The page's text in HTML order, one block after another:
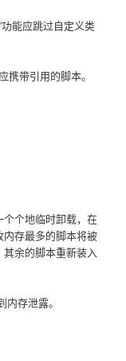
能应跳过自定义类
携带引用的脚本。
个地临时卸载，在
存最多的脚本将被
余的脚本重新装入
存泄露。